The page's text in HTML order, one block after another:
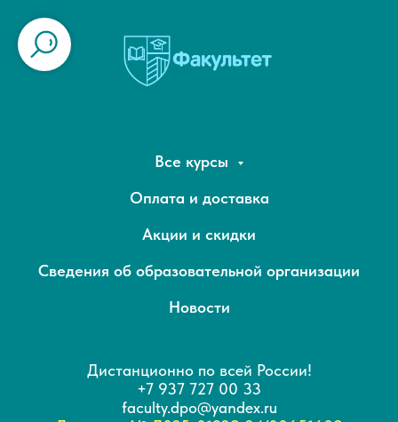
Все курсы
Оплата и доставка
Акции и скидки
Сведения об образовательной организации
Новости
Дистанционно по всей России!
+7 937 727 00 33
faculty.dpo@yandex.ru